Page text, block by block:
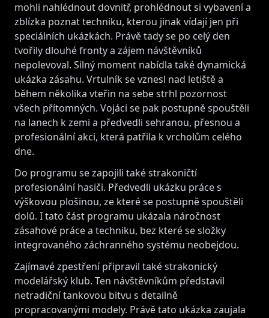
mohli nahlédnout dovnitř, prohlédnout si vybavení a
zblízka poznat techniku, kterou jinak vídají jen při
speciálních ukázkách. Právě tady se po celý den
tvořily dlouhé fronty a zájem návštěvníků
nepolevoval. Silný moment nabídla také dynamická
ukázka zásahu. Vrtulník se vznesl nad letiště a
během několika vteřin na sebe strhl pozornost
všech přítomných. Vojáci se pak postupně spouštěli
na lanech k zemi a předvedli sehranou, přesnou a
profesionální akci, která patřila k vrcholům celého
dne.
Do programu se zapojili také strakoničtí
profesionální hasiči. Předvedli ukázku práce s
výškovou plošinou, ze které se postupně spouštěli
dolů. I tato část programu ukázala náročnost
zásahové práce a techniku, bez které se složky
integrovaného záchranného systému neobejdou.
Zajímavé zpestření připravil také strakonický
modelářský klub. Ten návštěvníkům představil
netradiční tankovou bitvu s detailně
propracovanými modely. Právě tato ukázka zaujala